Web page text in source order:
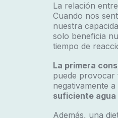
La relación
Cuando nos
nuestra
solo beneficia
tiempo de
La primera
puede provocar
negativamente
suficiente
Además, una